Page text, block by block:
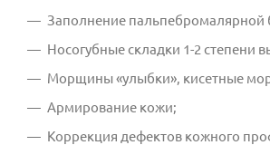
Заполнение
Носогубные складки 1-2 степени
Морщины «улыбки», кисетные
Армирование кожи;
Коррекция дефектов кожного